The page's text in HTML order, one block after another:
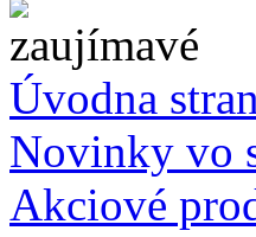
Úvodna
Novinky vo
Akciové